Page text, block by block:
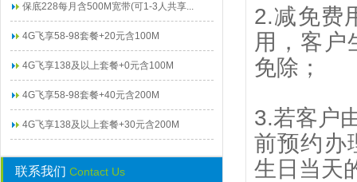
保底228每月含500M宽带(可1-3人共享...
4G飞享58-98套餐+20元含100M
4G飞享138及以上套餐+0元含100M
4G飞享58-98套餐+40元含200M
4G飞享138及以上套餐+30元含200M
联系我们 Contact Us
2.减免费
用，客户
免除；
3.若客户
前预约办
生日当天